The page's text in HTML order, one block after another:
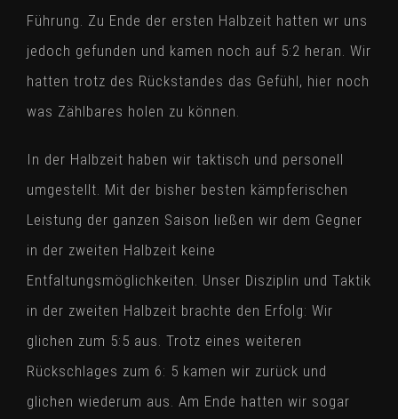
Führung. Zu Ende der ersten Halbzeit hatten wr uns
jedoch gefunden und kamen noch auf 5:2 heran. Wir
hatten trotz des Rückstandes das Gefühl, hier noch
was Zählbares holen zu können.
In der Halbzeit haben wir taktisch und personell
umgestellt. Mit der bisher besten kämpferischen
Leistung der ganzen Saison ließen wir dem Gegner
in der zweiten Halbzeit keine
Entfaltungsmöglichkeiten. Unser Disziplin und Taktik
in der zweiten Halbzeit brachte den Erfolg: Wir
glichen zum 5:5 aus. Trotz eines weiteren
Rückschlages zum 6: 5 kamen wir zurück und
glichen wiederum aus. Am Ende hatten wir sogar